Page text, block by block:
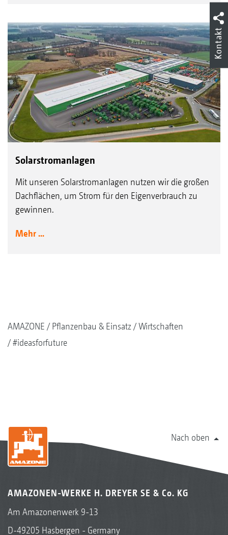
Solarstromanlagen
Mit unseren Solarstromanlagen nutzen wir die großen
Dachflächen, um Strom für den Eigenverbrauch zu
gewinnen.
Mehr ...
AMAZONE Pflanzenbau & Einsatz
Wirtschaften
#ideasforfuture
Nach oben
AMAZONEN-WERKE H. DREYER SE & Co. KG
Am Amazonenwerk 9-13
D-49205 Hasbergen - Germany
Kontakt